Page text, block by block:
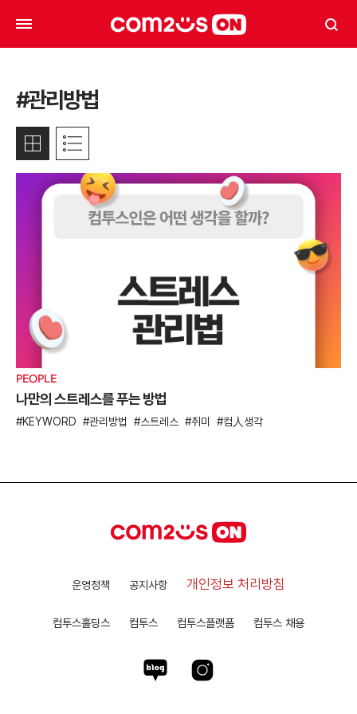
#관리방법
PEOPLE
나만의 스트레스를 푸는 방법
KEYWORD 관리방법 스트레스 취미 컴人생각
운영정책 공지사항 개인정보 처리방침
컴투스홀딩스 컴투스 컴투스플랫폼 컴투스 채용